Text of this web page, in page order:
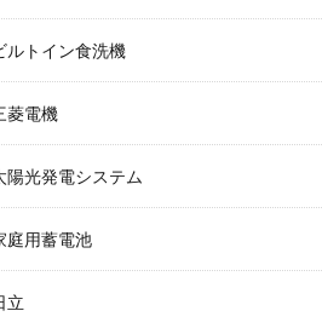
ルトイン食洗機
菱電機
陽光発電システム
庭用蓄電池
立